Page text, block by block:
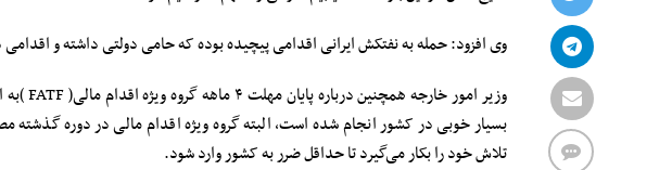
وی افزود: حمله به نفتکش ایرانی اقدامی پیچیده بوده که حامی دولتی داشته و
بسیار خوبی در کشور انجام شده است، البته گروه ویژه اقدام مالی در دوره گذشته
تلاش خود را بکار می‌گیرد تا حداقل ضرر به کشور وارد شود.